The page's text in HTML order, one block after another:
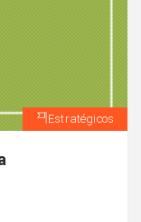
Estratégicos